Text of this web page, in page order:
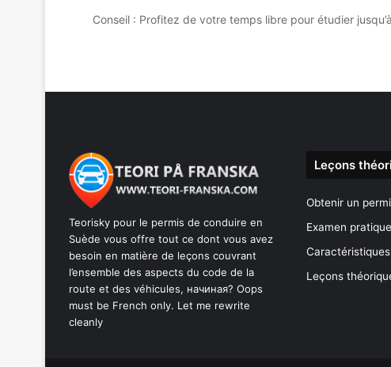
Conseil : Profitez de votre temps libre pour étudier
Teorisky pour le permis de conduire en
Suède vous offre tout ce dont vous avez
besoin en matière de leçons couvrant
l’ensemble des aspects du code de la
route et des véhicules, начиная? Oops
must be French only. Let me rewrite
cleanly
Leçons
Obtenir un
Examen
Leçons